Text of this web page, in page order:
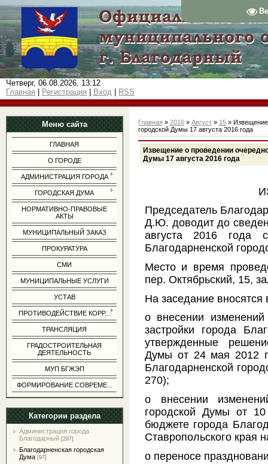
Четверг, 06.08.2026, 13:12
Главная
Регистрация Вход RSS
Меню сайта
ГЛАВНАЯ
О ГОРОДЕ
АДМИНИСТРАЦИЯ ГОРОДА
ГОРОДСКАЯ ДУМА
НОРМАТИВНО-ПРАВОВЫЕ
АКТЫ
МУНИЦИПАЛЬНЫЙ ЗАКАЗ
ПРОКУРАТУРА
СМИ
МУНИЦИПАЛЬНЫЕ УСЛУГИ
УСТАВ
ПРОТИВОДЕЙСТВИЕ КОРР...
ТРАНСЛЯЦИЯ
ГРАДОСТРОИТЕЛЬНАЯ
ДЕЯТЕЛЬНОСТЬ
МУП БГЖЭП
ФОРМИРОВАНИЕ СОВРЕМЕ...
Категории раздела
Администрация города
Благодарный [297]
Благодарненская городская
Дума [97]
Главная » 2016 » Август » 15» Извещение
городской Думы 17 августа 2016 года
Извещение о проведении
Думы 17 августа 2016 года
Председатель
Д.Ю. доводит до
августа 2016 года
Благодарненской
Место и время
пер. Октябрьский, 15,
На заседание вносятся
о внесении
застройки города
утвержденные
Думы от 24 мая 2012
Благодарненской
270);
о внесении
городской Думы от
бюджете города
Ставропольского края
о переносе